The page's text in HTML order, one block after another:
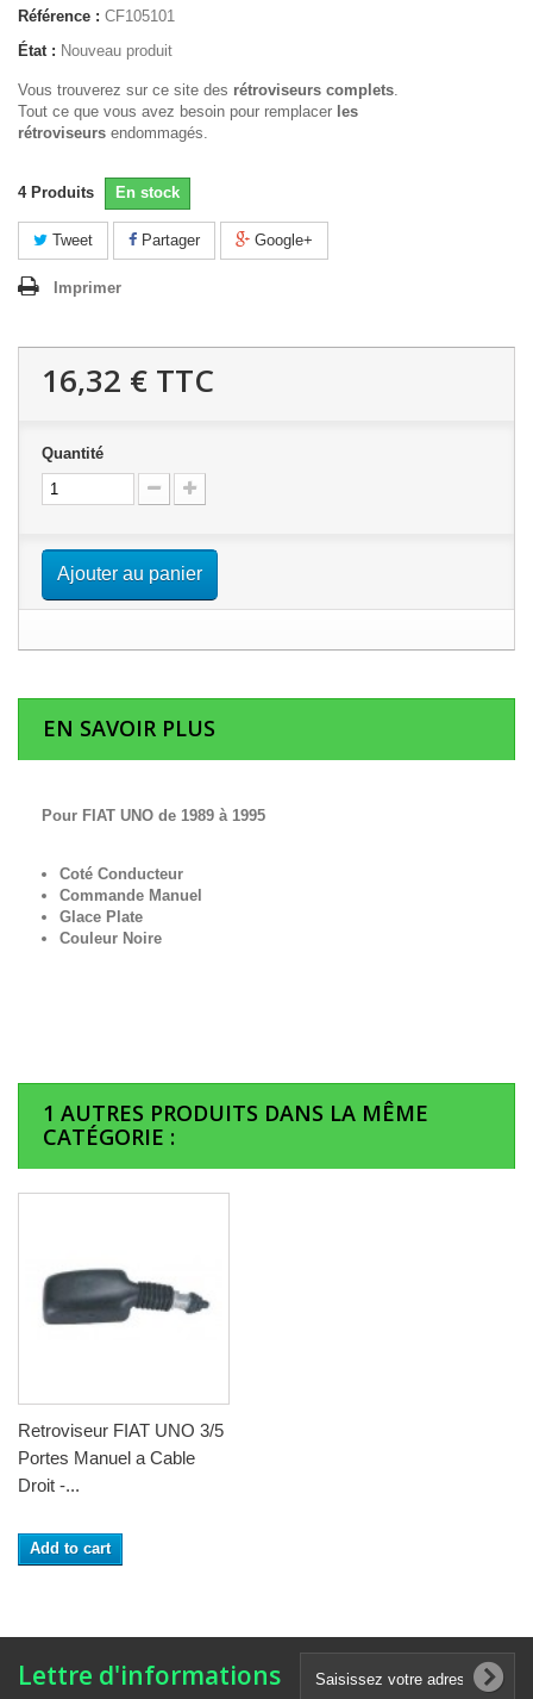
Référence : CF105101
État : Nouveau produit
Vous trouverez sur ce site des rétroviseurs complets.
Tout ce que vous avez besoin pour remplacer les
rétroviseurs endommagés.
4 Produits En stock
Tweet Partager Google+
Imprimer
16,32 € TTC
Quantité
Ajouter au panier
EN SAVOIR PLUS
Pour FIAT UNO de 1989 à 1995
Coté Conducteur
Commande Manuel
Glace Plate
Couleur Noire
1 AUTRES PRODUITS DANS LA MÊME
CATÉGORIE :
Retroviseur FIAT UNO 3/5
Portes Manuel a Cable
Droit -...
Add to cart
Lettre d'informations